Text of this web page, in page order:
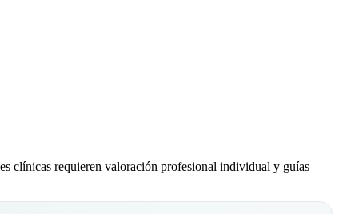
clínicas requieren valoración profesional individual y guías